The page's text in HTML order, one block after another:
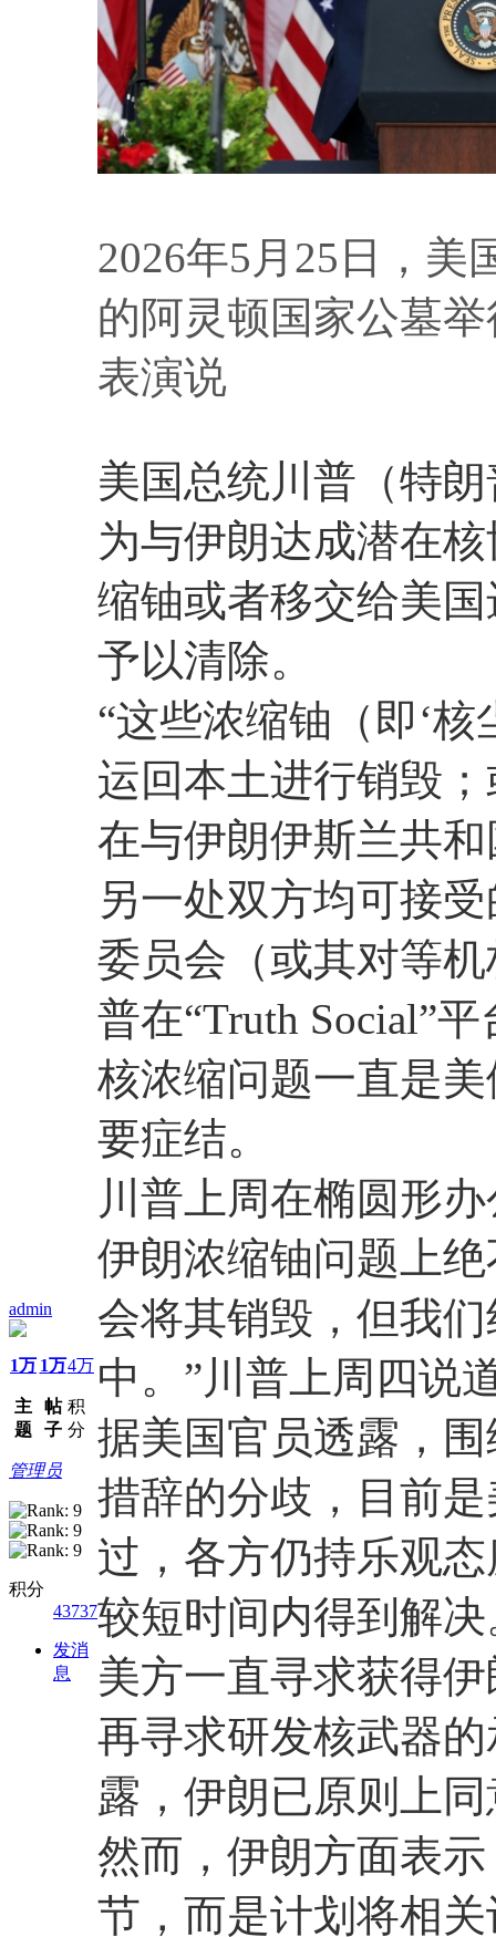
admin
1万
主
题
1万
帖
子
4万
积
分
管理员
积分
43737
发消
息
2026年5月25日，美
的阿灵顿国家公墓
表演说
美国总统川普（特
为与伊朗达成潜在
缩铀或者移交给美
予以清除。
“这些浓缩铀（即‘
运回本土进行销毁
在与伊朗伊斯兰共
另一处双方均可接
委员会（或其对等
普在“Truth Social”
核浓缩问题一直是
要症结。
川普上周在椭圆形
伊朗浓缩铀问题上
会将其销毁，但我
中。”川普上周四说
据美国官员透露，
措辞的分歧，目前
过，各方仍持乐观
较短时间内得到解决
美方一直寻求获得
再寻求研发核武器
露，伊朗已原则上
然而，伊朗方面表
节，而是计划将相